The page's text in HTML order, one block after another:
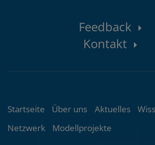
Kontaktbereich
Feedback
Kontakt
Themenübersicht
Startseite Über uns Aktuelles
Netzwerk
Modellprojekte